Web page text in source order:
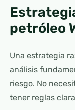
petróleo
Una estrategia
análisis
riesgo. No
tener reglas